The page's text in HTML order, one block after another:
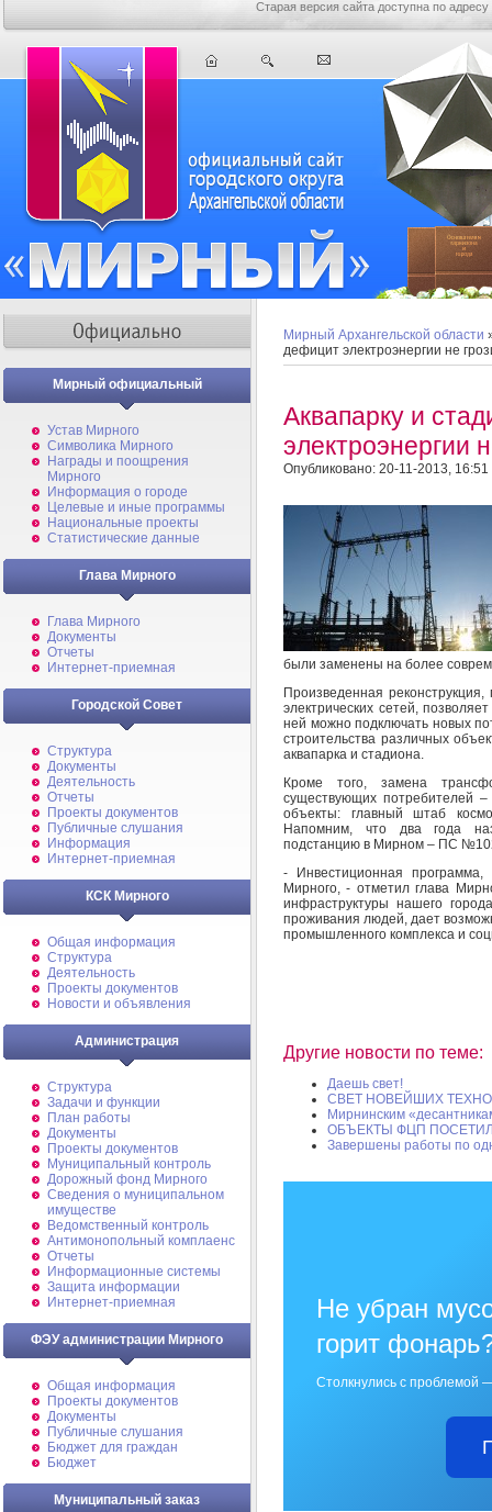
Старая версия сайта доступна по адресу
Мирный официальный
Устав Мирного
Символика Мирного
Награды и поощрения
Мирного
Информация о городе
Целевые и иные программы
Национальные проекты
Статистические данные
Глава Мирного
Глава Мирного
Документы
Отчеты
Интернет-приемная
Городской Совет
Структура
Документы
Деятельность
Отчеты
Проекты документов
Публичные слушания
Информация
Интернет-приемная
КСК Мирного
Общая информация
Структура
Деятельность
Проекты документов
Новости и объявления
Администрация
Структура
Задачи и функции
План работы
Документы
Проекты документов
Муниципальный контроль
Дорожный фонд Мирного
Cведения о муниципальном
имуществе
Ведомственный контроль
Антимонопольный комплаенс
Отчеты
Информационные системы
Защита информации
Интернет-приемная
ФЭУ администрации Мирного
Общая информация
Проекты документов
Документы
Публичные слушания
Бюджет для граждан
Бюджет
Муниципальный заказ
Мирный Архангельской области
дефицит электроэнергии не
Аквапарку и
электроэнергии
Опубликовано: 20-11-2013, 16:51
были заменены на более
Произведенная
электрических сетей,
ней можно подключать новых
строительства различных
аквапарка и стадиона.
Кроме того, замена
существующих потребителей
объекты: главный штаб
Напомним, что два года
подстанцию в Мирном – ПС
- Инвестиционная программа,
Мирного, - отметил глава
инфраструктуры нашего
проживания людей, дает
промышленного комплекса и
Другие новости по теме:
Даешь свет!
СВЕТ НОВЕЙШИХ
Мирнинским
ОБЪЕКТЫ ФЦП
Завершены работы по
Не убран
горит
Столкнулись с проблемой